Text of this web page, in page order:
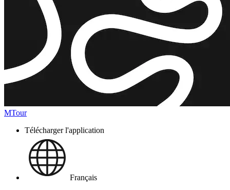
MTour
Télécharger l'application
Français